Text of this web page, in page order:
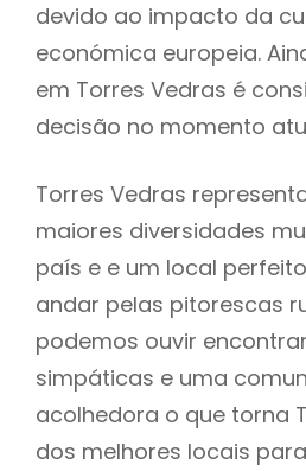
devido ao impacto da
económica europeia.
em Torres Vedras é
decisão no momento
Torres Vedras
maiores diversidades
país e e um local
andar pelas pitorescas
podemos ouvir
simpáticas e uma
acolhedora o que torna
dos melhores locais